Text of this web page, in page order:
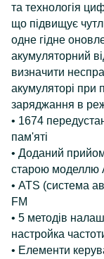
та технологія
що підвищує
одне гідне
акумуляторний
визначити
акумуляторі при
заряджання в
• 1674
пам'яті
• Доданий прийом
старою моделлю
• ATS (система
FM
• 5 методів
настройка
• Елементи